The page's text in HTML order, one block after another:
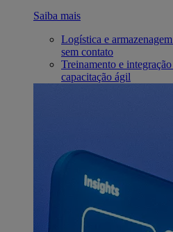
Saiba mais
Logística e armazenagem
sem contato
Treinamento e integração
capacitação ágil